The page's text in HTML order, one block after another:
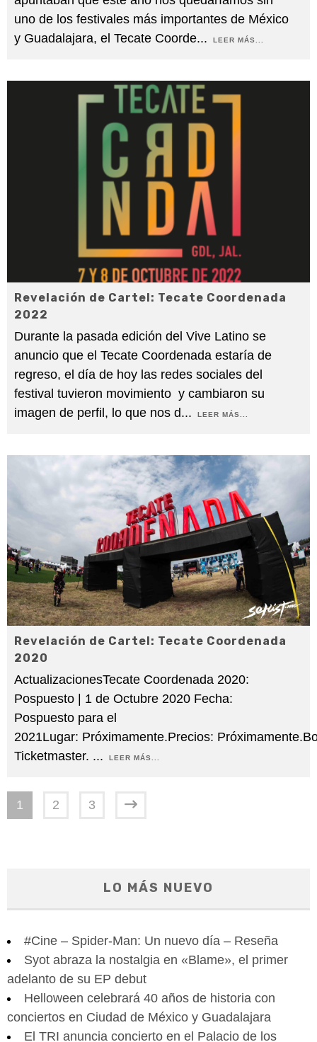
uno de los festivales más importantes de México
y Guadalajara, el Tecate Coorde... LEER MÁS...
Revelación de Cartel: Tecate Coordenada
2022
Durante la pasada edición del Vive Latino se
anuncio que el Tecate Coordenada estaría de
regreso, el día de hoy las redes sociales del
festival tuvieron movimiento y cambiaron su
imagen de perfil, lo que nos d... LEER MÁS...
Revelación de Cartel: Tecate Coordenada
2020
ActualizacionesTecate Coordenada 2020:
Pospuesto | 1 de Octubre 2020 Fecha:
Pospuesto para el
2021Lugar: Próximamente.Precios:
Ticketmaster. ... LEER MÁS...
1 2 3
LO MÁS NUEVO
#Cine – Spider-Man: Un nuevo día – Reseña
Syot abraza la nostalgia en «Blame», el primer
adelanto de su EP debut
Helloween celebrará 40 años de historia con
conciertos en Ciudad de México y Guadalajara
El TRI anuncia concierto en el Palacio de los